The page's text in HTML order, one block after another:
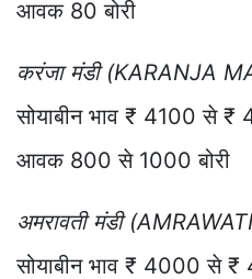
आवक 80 बोरी
करंजा मंडी (KARANJA
सोयाबीन भाव ₹ 4100 से
आवक 800 से 1000 बोरी
अमरावती मंडी
सोयाबीन भाव ₹ 4000 से